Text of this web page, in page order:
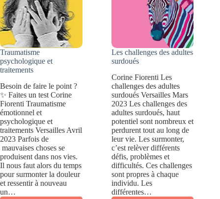
de
couple
Traumatisme
psychologique et
traitements
Besoin de faire le point ?
✨ Faites un test Corine
Fiorenti Traumatisme
émotionnel et
psychologique et
traitements Versailles Avril
2023 Parfois de
mauvaises choses se
produisent dans nos vies.
Il nous faut alors du temps
pour surmonter la douleur
et ressentir à nouveau
un…
Les challenges des adultes
surdoués
Corine Fiorenti Les
challenges des adultes
surdoués Versailles Mars
2023 Les challenges des
adultes surdoués, haut
potentiel sont nombreux et
perdurent tout au long de
leur vie. Les surmonter,
c’est relèver différents
défis, problèmes et
difficultés. Ces challenges
sont propres à chaque
individu. Les
différentes…